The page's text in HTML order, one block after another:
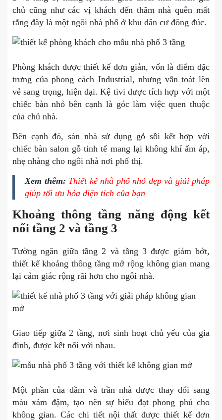
chủ cũng như các vị khách đến thăm nhà quên mất
rằng đây là một ngôi nhà phố ở khu dân cư đông đúc.
Phòng khách được thiết kế đơn giản, vốn là điểm đặc
trưng của phong cách Industrial, nhưng vẫn toát lên
vẻ sang trọng, hiện đại. Kệ tivi được tích hợp với một
chiếc bàn nhỏ bên cạnh là góc làm việc quen thuộc
của chủ nhà.
Bên cạnh đó, sàn nhà sử dụng gỗ sồi kết hợp với
chiếc bàn salon gỗ tinh tế mang lại không khí ấm áp,
nhẹ nhàng cho ngôi nhà nơi phố thị.
Xem thêm: Thiết kế nhà phố nhỏ đẹp và giải pháp
giúp tối ưu hóa diện tích của bạn
Khoảng thông tầng năng động kết
nối tầng 2 và tầng 3
Tường ngăn giữa tầng 2 và tầng 3 được giảm bớt,
thiết kế khoảng thông tầng mở rộng không gian mang
lại cảm giác rộng rãi hơn cho ngôi nhà.
Giao tiếp giữa 2 tầng, nơi sinh hoạt chủ yếu của gia
đình, được kết nối với nhau.
Một phần của dầm và trần nhà được thay đổi sang
màu xám đậm, tạo nên sự biểu đạt phong phú cho
không gian. Các chi tiết nội thất được thiết kế đơn